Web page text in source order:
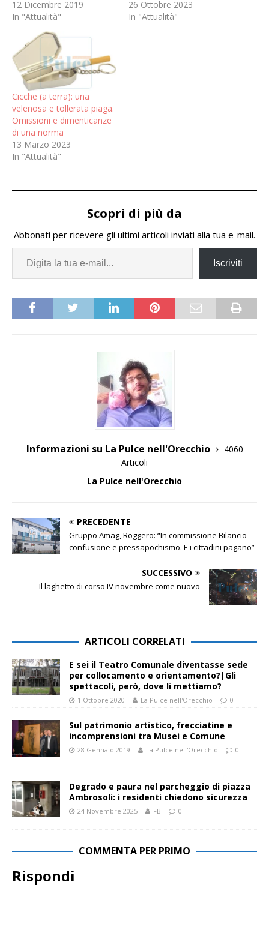
12 Dicembre 2019
In "Attualità"
26 Ottobre 2023
In "Attualità"
Cicche (a terra): una
velenosa e tollerata piaga.
Omissioni e dimenticanze
di una norma
13 Marzo 2023
In "Attualità"
Scopri di più da
Abbonati per ricevere gli ultimi articoli inviati alla tua e-mail.
Iscriviti
Informazioni su La Pulce nell'Orecchio
4060
Articoli
La Pulce nell'Orecchio
PRECEDENTE
Gruppo Amag, Roggero: “In commissione Bilancio
confusione e pressapochismo. E i cittadini pagano”
SUCCESSIVO
Il laghetto di corso IV novembre come nuovo
ARTICOLI CORRELATI
E sei il Teatro Comunale diventasse sede
per collocamento e orientamento?|Gli
spettacoli, però, dove li mettiamo?
1 Ottobre 2020 La Pulce nell'Orecchio 0
Sul patrimonio artistico, frecciatine e
incomprensioni tra Musei e Comune
28 Gennaio 2019 La Pulce nell'Orecchio 0
Degrado e paura nel parcheggio di piazza
Ambrosoli: i residenti chiedono sicurezza
24 Novembre 2025 FB 0
COMMENTA PER PRIMO
Rispondi